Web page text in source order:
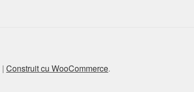
Construit cu WooCommerce.